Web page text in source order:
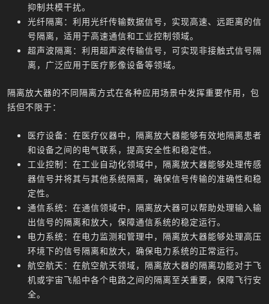
抑制共模干扰。
光纤隔离：利用光纤传输数据信号，实现高速、远距离的信
号隔离，适用于高速通信和工业控制领域。
超声波隔离：利用超声波传输信号，可实现非接触式信号隔
离，广泛应用于医疗影像设备等领域。
隔离放大器的不同隔离方式在各种应用场景中发挥重要作用，包
括但不限于：
医疗设备：在医疗仪器中，隔离放大器能够有效地隔离患者
和设备之间的电气联系，提高安全性和稳定性。
工业控制：在工业自动化领域中，隔离放大器能够处理传感
器信号并将其与其他系统隔离，确保信号传输的准确性和稳
定性。
通信系统：在通信领域中，隔离放大器可以帮助处理输入输
出信号的隔离和放大，保障通信系统的稳定运行。
电力系统：在电力监测和管理中，隔离放大器能够处理高压
环境下的信号隔离和放大，确保电力系统的正常运行。
航空航天：在航空航天领域，隔离放大器的隔离功能对于飞
机或宇宙飞船中各个电路之间的隔离至关重要，保障飞行安
全。